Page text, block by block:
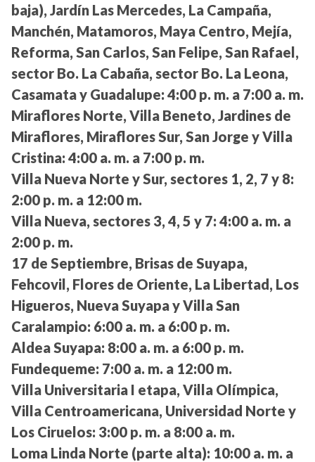
baja), Jardín Las Mercedes, La Campaña,
Manchén, Matamoros, Maya Centro, Mejía,
Reforma, San Carlos, San Felipe, San Rafael,
sector Bo. La Cabaña, sector Bo. La Leona,
Casamata y Guadalupe: 4:00 p. m. a 7:00 a. m.
Miraflores Norte, Villa Beneto, Jardines de
Miraflores, Miraflores Sur, San Jorge y Villa
Cristina: 4:00 a. m. a 7:00 p. m.
Villa Nueva Norte y Sur, sectores 1, 2, 7 y 8:
2:00 p. m. a 12:00 m.
Villa Nueva, sectores 3, 4, 5 y 7: 4:00 a. m. a
2:00 p. m.
17 de Septiembre, Brisas de Suyapa,
Fehcovil, Flores de Oriente, La Libertad, Los
Higueros, Nueva Suyapa y Villa San
Caralampio: 6:00 a. m. a 6:00 p. m.
Aldea Suyapa: 8:00 a. m. a 6:00 p. m.
Fundequeme: 7:00 a. m. a 12:00 m.
Villa Universitaria I etapa, Villa Olímpica,
Villa Centroamericana, Universidad Norte y
Los Ciruelos: 3:00 p. m. a 8:00 a. m.
Loma Linda Norte (parte alta): 10:00 a. m. a